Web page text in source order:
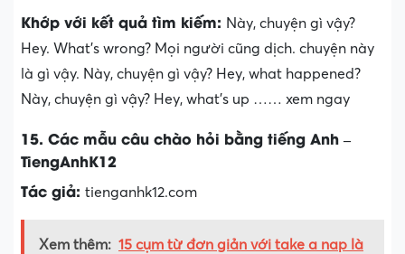
Khớp với kết quả tìm kiếm: Này, chuyện gì vậy?
Hey. What’s wrong? Mọi người cũng dịch. chuyện này
là gì vậy. Này, chuyện gì vậy? Hey, what happened?
Này, chuyện gì vậy? Hey, what’s up …… xem ngay
15. Các mẫu câu chào hỏi bằng tiếng Anh –
TiengAnhK12
Tác giả: tienganhk12.com
Xem thêm: 15 cụm từ đơn giản với take a nap là